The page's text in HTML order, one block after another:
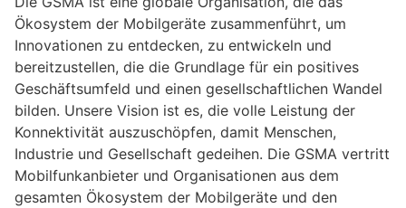
Ökosystem der Mobilgeräte zusammenführt, um
Innovationen zu entdecken, zu entwickeln und
bereitzustellen, die die Grundlage für ein positives
Geschäftsumfeld und einen gesellschaftlichen Wandel
bilden. Unsere Vision ist es, die volle Leistung der
Konnektivität auszuschöpfen, damit Menschen,
Industrie und Gesellschaft gedeihen. Die GSMA vertritt
Mobilfunkanbieter und Organisationen aus dem
gesamten Ökosystem der Mobilgeräte und den